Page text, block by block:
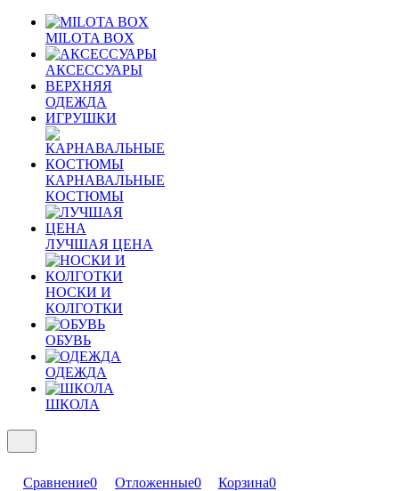
MILOTA BOX
АКСЕССУАРЫ
ВЕРХНЯЯ
ОДЕЖДА
ИГРУШКИ
КАРНАВАЛЬНЫЕ
КОСТЮМЫ
ЛУЧШАЯ ЦЕНА
НОСКИ И
КОЛГОТКИ
ОБУВЬ
ОДЕЖДА
ШКОЛА
Сравнение0 Отложенные0 Корзина0